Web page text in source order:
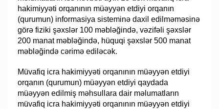
hakimiyyəti orqanının müəyyən etdiyi orqanın
(qurumun) informasiya sisteminə daxil edilməməsinə
görə fiziki şəxslər 100 məbləğində, vəzifəli şəxslər
200 manat məbləğində, hüquqi şəxslər 500 manat
məbləğində cərimə ediləcək.
Müvafiq icra hakimiyyəti orqanının müəyyən etdiyi
orqanın (qurumun) müəyyən etdiyi qaydada
müəyyən edilmiş məhsullara dair məlumatların
müvafiq icra hakimiyyəti orqanının müəyyən etdiyi